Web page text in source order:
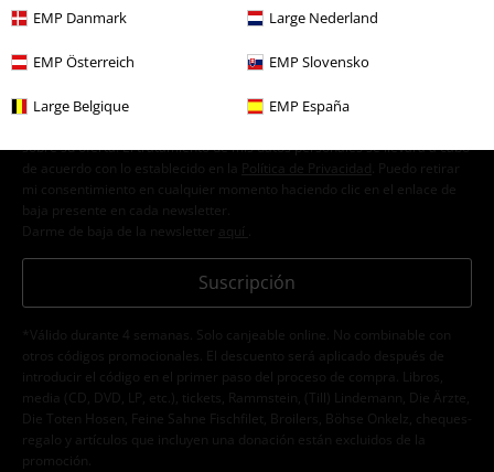
EMP Danmark Large Nederland
EMP Österreich EMP Slovensko
Large Belgique EMP España
E.M.P. Merchandising Handelsgesellschaft mbH procese mis datos
sobre su oferta. El tratamiento de mis datos personales se llevará a cabo
de acuerdo con lo establecido en la
Política de Privacidad . Puedo retirar
mi consentimiento en cualquier momento haciendo clic en el enlace de
baja presente en cada newsletter.
Darme de baja de la newsletter
aquí
Suscripción
*Válido durante 4 semanas. Solo canjeable online. No combinable con
otros códigos promocionales. El descuento será aplicado después de
introducir el código en el primer paso del proceso de compra. Libros,
media (CD, DVD, LP, etc.), tickets, Rammstein, (Till) Lindemann, Die Ärzte,
Die Toten Hosen, Feine Sahne Fischfilet, Broilers, Böhse Onkelz, cheques-
regalo y artículos que incluyen una donación están excluidos de la
promoción.